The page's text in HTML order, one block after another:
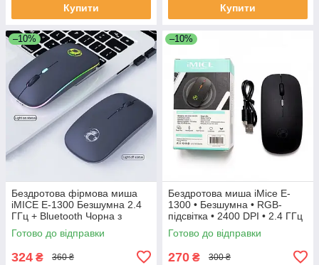
Купити Купити
–10%
Бездротова фірмова миша
iMICE Е-1300 Безшумна 2.4
ГГц + Bluetooth Чорна з
підсвіткою 2,4G
Готово до відправки
324 ₴ 360 ₴
–10%
Бездротова миша iMice E-
1300 • Безшумна • RGB-
підсвітка • 2400 DPI • 2.4 ГГц
Готово до відправки
270 ₴ 300 ₴